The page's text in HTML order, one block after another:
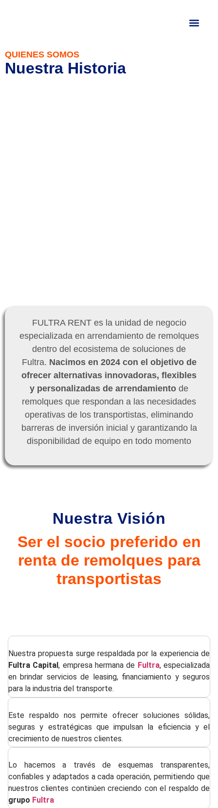
QUIENES SOMOS
Nuestra Historia
FULTRA RENT es la unidad de negocio
especializada en arrendamiento de remolques
dentro del ecosistema de soluciones de
Fultra. Nacimos en 2024 con el objetivo de
ofrecer alternativas innovadoras, flexibles
y personalizadas de arrendamiento de
remolques que respondan a las necesidades
operativas de los transportistas, eliminando
barreras de inversión inicial y garantizando la
disponibilidad de equipo en todo momento
Nuestra Visión
Ser el socio preferido en
renta de remolques para
transportistas
Nuestra propuesta surge respaldada por la experiencia de
Fultra Capital, empresa hermana de Fultra, especializada
en brindar servicios de leasing, financiamiento y seguros
para la industria del transporte.
Este respaldo nos permite ofrecer soluciones sólidas,
seguras y estratégicas que impulsan la eficiencia y el
crecimiento de nuestros clientes.
Lo hacemos a través de esquemas transparentes,
confiables y adaptados a cada operación, permitiendo que
nuestros clientes continúen creciendo con el respaldo de
grupo Fultra